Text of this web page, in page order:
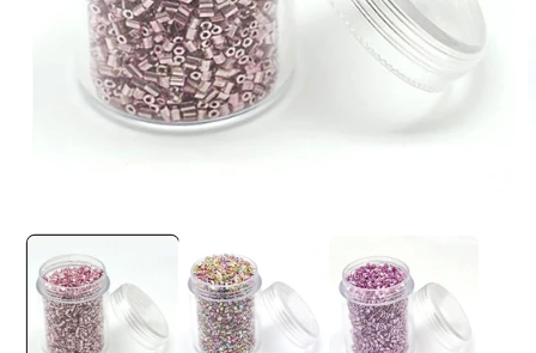
le
média
1
dans
une
fenêtre
modale